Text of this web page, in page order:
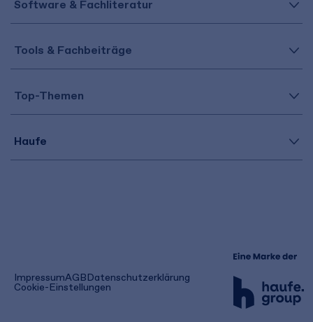
Software & Fachliteratur
Tools & Fachbeiträge
Top-Themen
Haufe
ImpressumAGB(öffnet
in
einem
Datenschutzerklärung
Cookie-Einstellungen